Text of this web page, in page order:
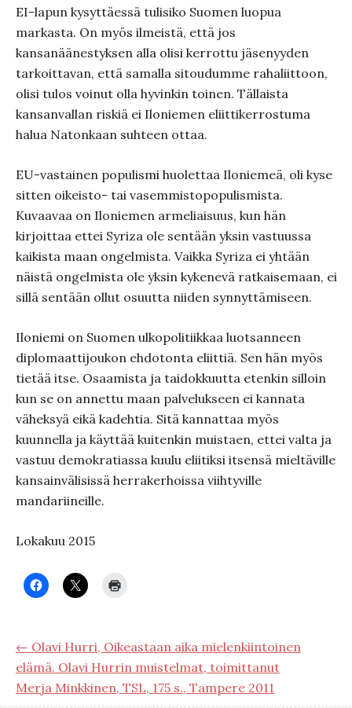
EI-lapun kysyttäessä tulisiko Suomen luopua
markasta. On myös ilmeistä, että jos
kansanäänestyksen alla olisi kerrottu jäsenyyden
tarkoittavan, että samalla sitoudumme rahaliittoon,
olisi tulos voinut olla hyvinkin toinen. Tällaista
kansanvallan riskiä ei Iloniemen eliittikerrostuma
halua Natonkaan suhteen ottaa.
EU-vastainen populismi huolettaa Iloniemeä, oli kyse
sitten oikeisto- tai vasemmistopopulismista.
Kuvaavaa on Iloniemen armeliaisuus, kun hän
kirjoittaa ettei Syriza ole sentään yksin vastuussa
kaikista maan ongelmista. Vaikka Syriza ei yhtään
näistä ongelmista ole yksin kykenevä ratkaisemaan, ei
sillä sentään ollut osuutta niiden synnyttämiseen.
Iloniemi on Suomen ulkopolitiikkaa luotsanneen
diplomaattijoukon ehdotonta eliittiä. Sen hän myös
tietää itse. Osaamista ja taidokkuutta etenkin silloin
kun se on annettu maan palvelukseen ei kannata
väheksyä eikä kadehtia. Sitä kannattaa myös
kuunnella ja käyttää kuitenkin muistaen, ettei valta ja
vastuu demokratiassa kuulu eliitiksi itsensä mieltäville
kansainvälisissä herrakerhoissa viihtyville
mandariineille.
Lokakuu 2015
← Olavi Hurri, Oikeastaan aika mielenkiintoinen
elämä. Olavi Hurrin muistelmat, toimittanut
Merja Minkkinen, TSL, 175 s., Tampere 2011